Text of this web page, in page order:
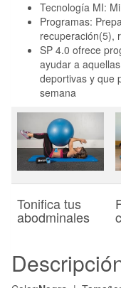
Tecnología MI:
Programas:
recuperación(5),
SP 4.0 ofrece
ayudar a
deportivas y que
semana
Tonifica tus
abodminales